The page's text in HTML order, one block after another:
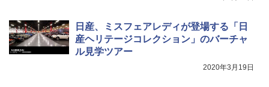
日産、ミスフェアレディが登場する「日
産ヘリテージコレクション」のバーチャ
ル見学ツアー
2020年3月19日